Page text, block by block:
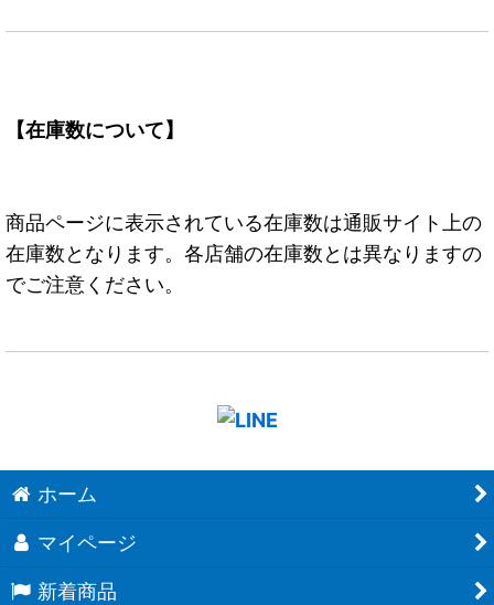
【在庫数について】
商品ページに表示されている在庫数は通販サイト上の
在庫数となります。各店舗の在庫数とは異なりますの
でご注意ください。
ホーム
マイページ
新着商品